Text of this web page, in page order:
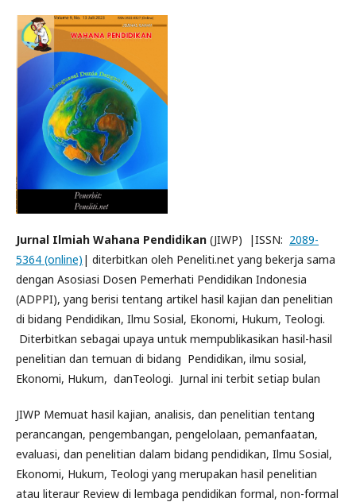
Jurnal Ilmiah Wahana Pendidikan (JIWP) |ISSN: 2089-
5364 (online) | diterbitkan oleh Peneliti.net yang bekerja sama
dengan Asosiasi Dosen Pemerhati Pendidikan Indonesia
(ADPPI), yang berisi tentang artikel hasil kajian dan penelitian
di bidang Pendidikan, Ilmu Sosial, Ekonomi, Hukum, Teologi.
Diterbitkan sebagai upaya untuk mempublikasikan hasil-hasil
penelitian dan temuan di bidang Pendidikan, ilmu sosial,
Ekonomi, Hukum, danTeologi. Jurnal ini terbit setiap bulan
JIWP Memuat hasil kajian, analisis, dan penelitian tentang
perancangan, pengembangan, pengelolaan, pemanfaatan,
evaluasi, dan penelitian dalam bidang pendidikan, Ilmu Sosial,
Ekonomi, Hukum, Teologi yang merupakan hasil penelitian
atau literaur Review di lembaga pendidikan formal, non-formal